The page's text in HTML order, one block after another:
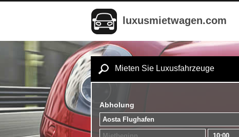
luxusmietwagen.com
Mieten Sie Luxusfahrzeuge
Abholung